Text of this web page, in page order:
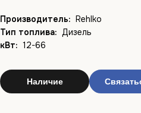
Производитель: Rehlko
Тип топлива: Дизель
кВт: 12-66
Наличие